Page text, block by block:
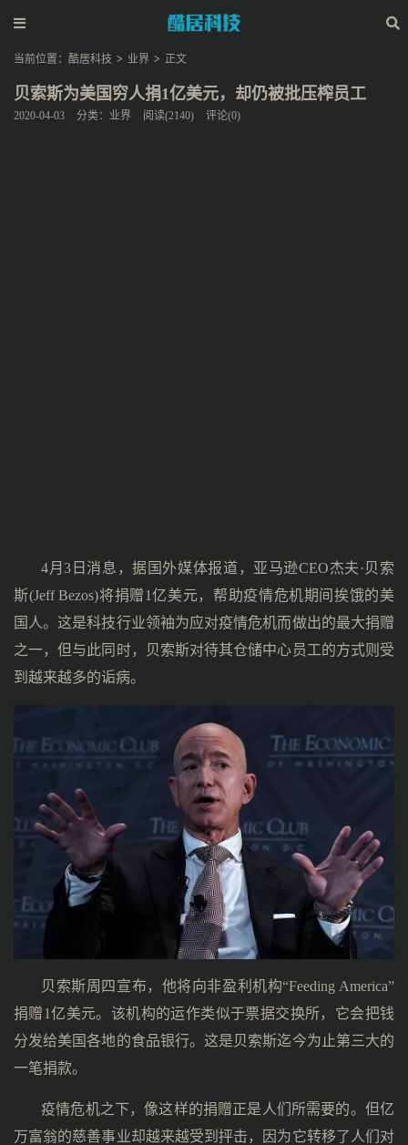
当前位置： 酷居科技 > 业界 > 正文
贝索斯为美国穷人捐1亿美元，却仍被批压榨员工
2020-04-03 分类： 业界 阅读(2140) 评论(0)
4月3日消息，据国外媒体报道，亚马逊CEO杰夫·贝索
斯(Jeff Bezos)将捐赠1亿美元，帮助疫情危机期间挨饿的美
国人。这是科技行业领袖为应对疫情危机而做出的最大捐赠
之一，但与此同时，贝索斯对待其仓储中心员工的方式则受
到越来越多的诟病。
贝索斯周四宣布，他将向非盈利机构“Feeding America”
捐赠1亿美元。该机构的运作类似于票据交换所，它会把钱
分发给美国各地的食品银行。这是贝索斯迄今为止第三大的
一笔捐款。
疫情危机之下，像这样的捐赠正是人们所需要的。但亿
万富翁的慈善事业却越来越受到抨击，因为它转移了人们对